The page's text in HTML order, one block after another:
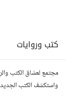
كتب وروايات
مجتمع لعشاق الكتب
واستكشف الكتب